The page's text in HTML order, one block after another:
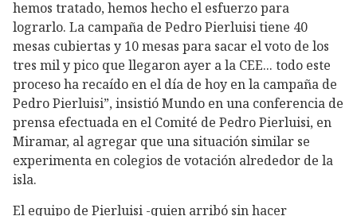
hemos tratado, hemos hecho el esfuerzo para
lograrlo. La campaña de Pedro Pierluisi tiene 40
mesas cubiertas y 10 mesas para sacar el voto de los
tres mil y pico que llegaron ayer a la CEE... todo este
proceso ha recaído en el día de hoy en la campaña de
Pedro Pierluisi”, insistió Mundo en una conferencia de
prensa efectuada en el Comité de Pedro Pierluisi, en
Miramar, al agregar que una situación similar se
experimenta en colegios de votación alrededor de la
isla.
El equipo de Pierluisi -quien arribó sin hacer